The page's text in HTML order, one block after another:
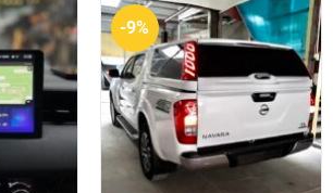
-9%